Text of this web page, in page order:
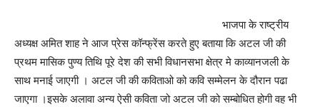
भाजपा के राष्ट्रीय
अध्यक्ष अमित शाह ने आज प्रेस कॉन्फ्रेंस करते हुए बताया कि अटल जी की
प्रथम मासिक पुण्य तिथि पूरे देश की सभी विधानसभा क्षेत्र मे काव्यानजली के
साथ मनाई जाएगी । अटल जी की कविताओ को कवि सम्मेलन के दौरान पढा
जाएगा ।इसके अलावा अन्य ऐसी कविता जो अटल जी को सम्बोधित होगी वह भी